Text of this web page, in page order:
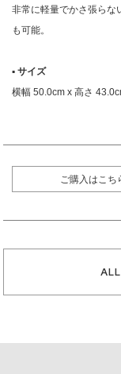
非常に軽量でかさ張らな
も可能。
▪︎ サイズ
横幅 50.0cm x 高さ
ご購入はこち